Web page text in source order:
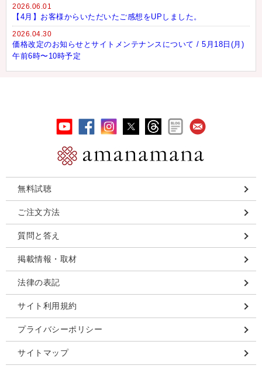
2026.06.01
【4月】お客様からいただいたご感想をUPしました。
2026.04.30
価格改定のお知らせとサイトメンテナンスについて / 5月18日(月)
午前6時〜10時予定
無料試聴
ご注文方法
質問と答え
掲載情報・取材
法律の表記
サイト利用規約
プライバシーポリシー
サイトマップ